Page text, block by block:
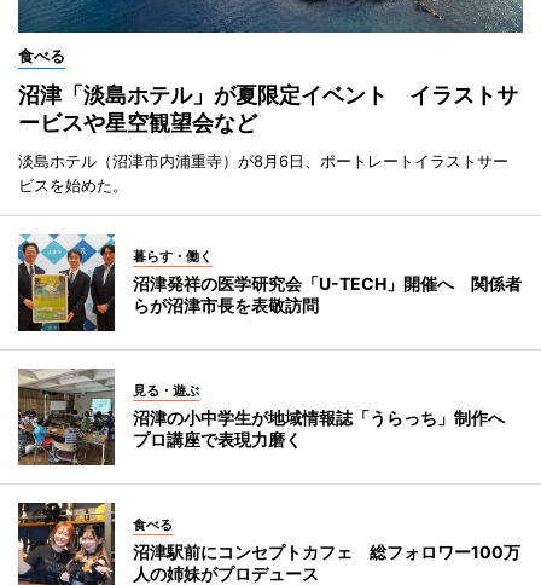
食べる
沼津「淡島ホテル」が夏限定イベント イラストサ
ービスや星空観望会など
淡島ホテル（沼津市内浦重寺）が8月6日、ポートレートイラストサー
ビスを始めた。
暮らす・働く
沼津発祥の医学研究会「U-TECH」開催へ 関係者
らが沼津市長を表敬訪問
見る・遊ぶ
沼津の小中学生が地域情報誌「うらっち」制作へ
プロ講座で表現力磨く
食べる
沼津駅前にコンセプトカフェ 総フォロワー100万
人の姉妹がプロデュース